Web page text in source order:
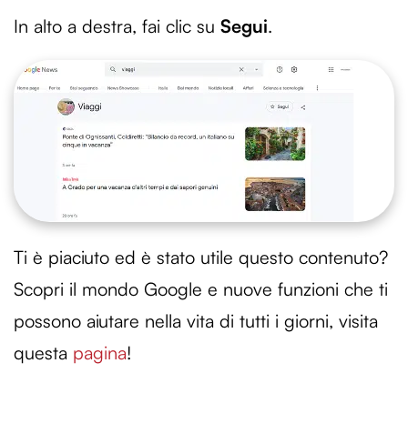
In alto a destra, fai clic su Segui.
Ti è piaciuto ed è stato utile questo contenuto?
Scopri il mondo Google e nuove funzioni che ti
possono aiutare nella vita di tutti i giorni, visita
questa pagina!